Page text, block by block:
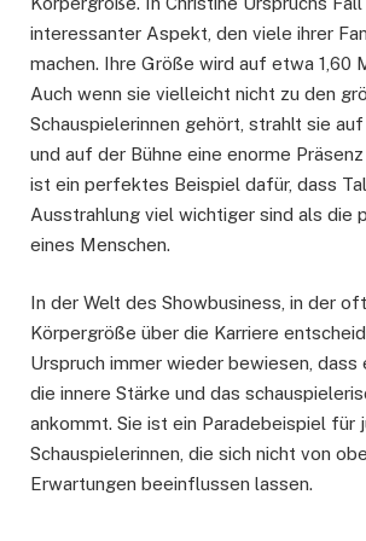
interessanter Aspekt, den viele ihrer
machen. Ihre Größe wird auf etwa 1,60
Auch wenn sie vielleicht nicht zu den
Schauspielerinnen gehört, strahlt sie
und auf der Bühne eine enorme
ist ein perfektes Beispiel dafür, dass
Ausstrahlung viel wichtiger sind als die
eines Menschen.
In der Welt des Showbusiness, in der
Körpergröße über die Karriere
Urspruch immer wieder bewiesen, dass
die innere Stärke und das
ankommt. Sie ist ein Paradebeispiel für
Schauspielerinnen, die sich nicht von
Erwartungen beeinflussen lassen.